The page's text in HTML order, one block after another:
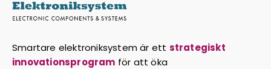
Smartare elektroniksystem är ett strategiskt
innovationsprogram för att öka